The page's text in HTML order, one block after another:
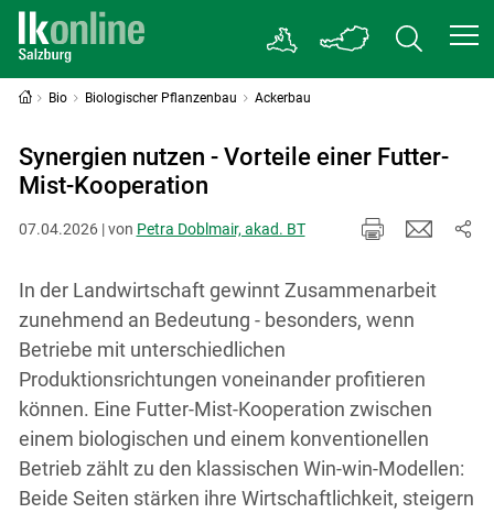
Bio Biologischer Pflanzenbau Ackerbau
Synergien nutzen - Vorteile einer Futter-
Mist-Kooperation
07.04.2026 | von Petra Doblmair, akad. BT
In der Landwirtschaft gewinnt Zusammenarbeit
zunehmend an Bedeutung - besonders, wenn
Betriebe mit unterschiedlichen
Produktionsrichtungen voneinander profitieren
können. Eine Futter-Mist-Kooperation zwischen
einem biologischen und einem konventionellen
Betrieb zählt zu den klassischen Win-win-Modellen:
Beide Seiten stärken ihre Wirtschaftlichkeit, steigern